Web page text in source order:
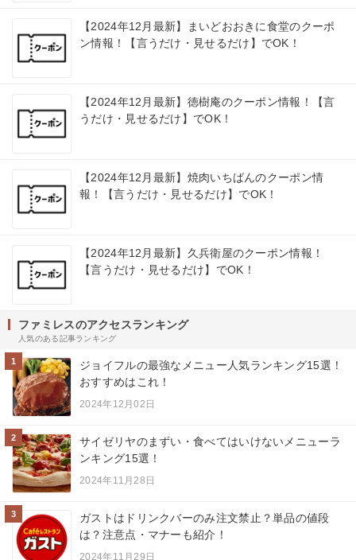
【2024年12月最新】まいどおおきに食堂のクーポ
ン情報！【言うだけ・見せるだけ】でOK！
【2024年12月最新】徳樹庵のクーポン情報！【言
うだけ・見せるだけ】でOK！
【2024年12月最新】焼肉いちばんのクーポン情
報！【言うだけ・見せるだけ】でOK！
【2024年12月最新】久兵衛屋のクーポン情報！
【言うだけ・見せるだけ】でOK！
ファミレスのアクセスランキング
人気のある記事ランキング
1
ジョイフルの最強なメニュー人気ランキング15選！
おすすめはこれ！
2024年12月02日
2
サイゼリヤのまずい・食べてはいけないメニューラ
ンキング15選！
2024年11月28日
3
ガストはドリンクバーのみ注文禁止？単品の値段
は？注意点・マナーも紹介！
2024年11月29日